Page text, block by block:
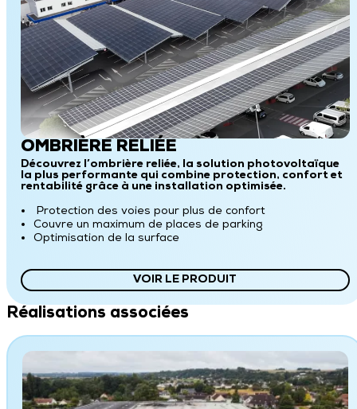
OMBRIÈRE RELIÉE
Découvrez l’ombrière reliée, la solution photovoltaïque
la plus performante qui combine protection, confort et
rentabilité grâce à une installation optimisée.
Protection des voies pour plus de confort
Couvre un maximum de places de parking
Optimisation de la surface
VOIR LE PRODUIT
Réalisations associées